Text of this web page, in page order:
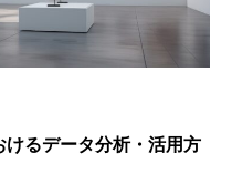
るデータ分析・活用方